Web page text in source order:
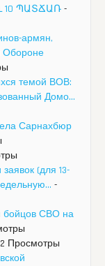
10 ՊԱՏՃԱՌ -
армян,
Обороне
темой ВОВ:
Домо...
Сарнахбюр
(для 13-
-
бойцов СВО на
Просмотры